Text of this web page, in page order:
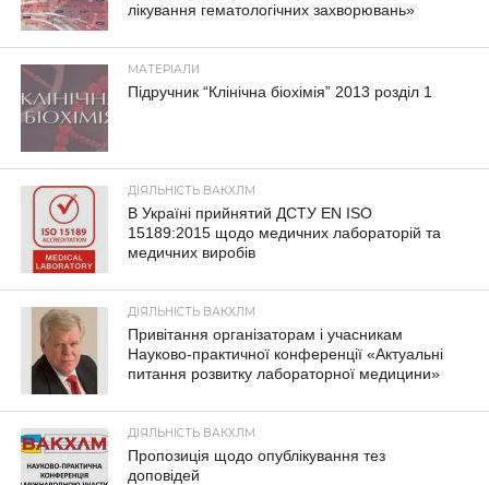
лікування гематологічних захворювань»
МАТЕРІАЛИ
Підручник “Клінічна біохімія” 2013 розділ 1
ДІЯЛЬНІСТЬ ВАКХЛМ
В Україні прийнятий ДСТУ EN ISO
15189:2015 щодо медичних лабораторій та
медичних виробів
ДІЯЛЬНІСТЬ ВАКХЛМ
Привітання організаторам і учасникам
Науково-практичної конференції «Актуальні
питання розвитку лабораторної медицини»
ДІЯЛЬНІСТЬ ВАКХЛМ
Пропозиція щодо опублікування тез
доповідей